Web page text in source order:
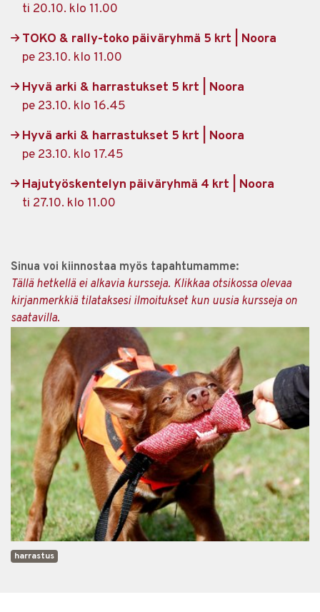
ti 20.10. klo 11.00
TOKO & rally-toko päiväryhmä 5 krt | Noora
pe 23.10. klo 11.00
Hyvä arki & harrastukset 5 krt | Noora
pe 23.10. klo 16.45
Hyvä arki & harrastukset 5 krt | Noora
pe 23.10. klo 17.45
Hajutyöskentelyn päiväryhmä 4 krt | Noora
ti 27.10. klo 11.00
Sinua voi kiinnostaa myös tapahtumamme:
Tällä hetkellä ei alkavia kursseja. Klikkaa otsikossa olevaa
kirjanmerkkiä tilataksesi ilmoitukset kun uusia kursseja on
saatavilla.
harrastus